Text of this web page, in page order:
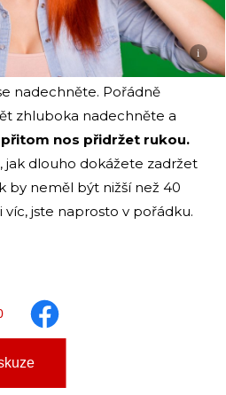
i
nadechněte. Pořádně
zhluboka nadechněte a
přitom nos přidržet rukou.
jak dlouho dokážete zadržet
by neměl být nižší než 40
jste naprosto v pořádku.